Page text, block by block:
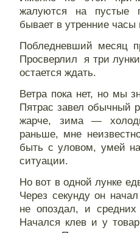
жалуются на пустые
бывает в утренние часы
Побледневший месяц
Просверлил я три
остается ждать.
Ветра пока нет, но мы
Пятрас завел обычный
жарче, зима —
раньше, мне
быть с уловом, умей
ситуации.
Но вот в одной лунке
Через секунду он
не опоздал, и средних
Начался клев и у